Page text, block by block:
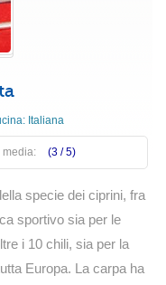
Italiana
media: (3 /5)
specie dei ciprini, fra
sportivo sia per le
i 10 chili, sia per la
Europa. La carpa ha